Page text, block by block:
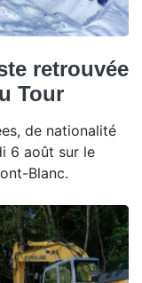
retrouvée
Tour
de nationalité
6 août sur le
Blanc.